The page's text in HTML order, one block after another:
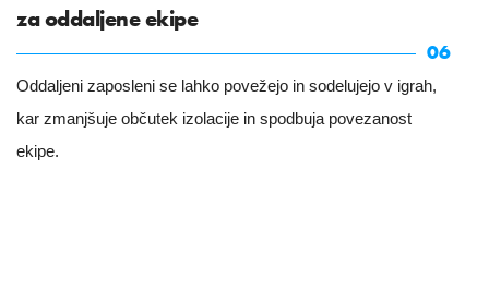
za oddaljene ekipe
06
Oddaljeni zaposleni se lahko povežejo in sodelujejo v igrah,
kar zmanjšuje občutek izolacije in spodbuja povezanost
ekipe.